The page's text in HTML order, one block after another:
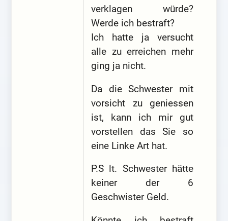
verklagen würde?
Werde ich bestraft?
Ich hatte ja versucht
alle zu erreichen mehr
ging ja nicht.
Da die Schwester mit
vorsicht zu geniessen
ist, kann ich mir gut
vorstellen das Sie so
eine Linke Art hat.
P.S lt. Schwester hätte
keiner der 6
Geschwister Geld.